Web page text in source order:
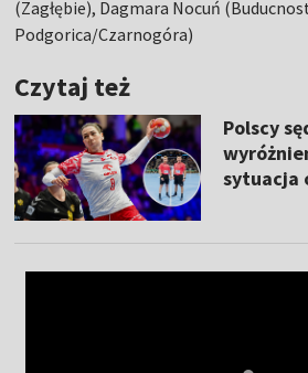
(Zagłębie), Dagmara Nocuń
Podgorica/Czarnogóra)
Czytaj też
Polscy
sytuacja